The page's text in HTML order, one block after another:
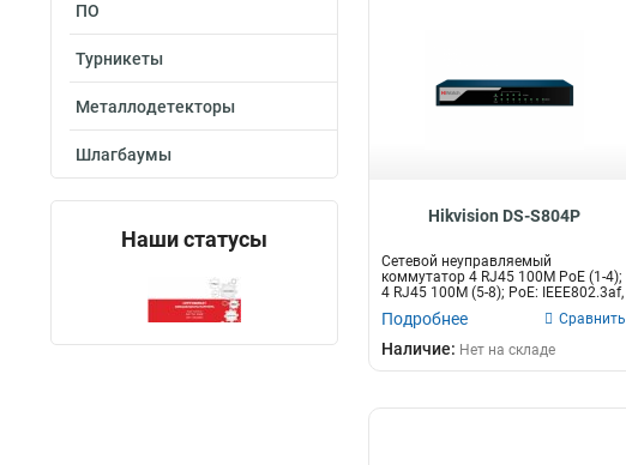
ПО
Турникеты
Металлодетекторы
Шлагбаумы
Наши статусы
Hikvision DS-S804P
Сетевой неуправляемый
коммутатор 4 RJ45 100M PoE (1-4);
4 RJ45 100M (5-8); PoE: IEEE802.3af,
Подробнее Сравнить
Наличие: Нет на складе